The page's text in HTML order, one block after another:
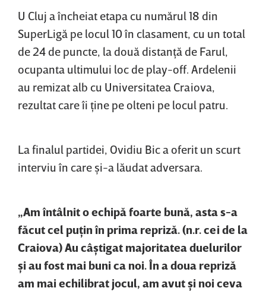
U Cluj a încheiat etapa cu numărul 18 din
SuperLigă pe locul 10 în clasament, cu un total
de 24 de puncte, la două distanţă de Farul,
ocupanta ultimului loc de play-off. Ardelenii
au remizat alb cu Universitatea Craiova,
rezultat care îi ţine pe olteni pe locul patru.
La finalul partidei, Ovidiu Bic a oferit un scurt
interviu în care şi-a lăudat adversara.
„Am întâlnit o echipă foarte bună, asta s-a
făcut cel puţin în prima repriză. (n.r. cei de la
Craiova) Au câştigat majoritatea duelurilor
şi au fost mai buni ca noi. În a doua repriză
am mai echilibrat jocul, am avut şi noi ceva